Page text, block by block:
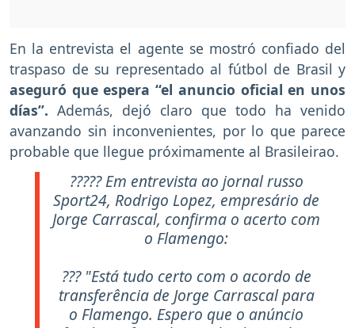
En la entrevista el agente se mostró confiado del
traspaso de su representado al fútbol de Brasil y
aseguró que espera “el anuncio oficial en unos
días”. Además, dejó claro que todo ha venido
avanzando sin inconvenientes, por lo que parece
probable que llegue próximamente al Brasileirao.
????? Em entrevista ao jornal russo
Sport24, Rodrigo Lopez, empresário de
Jorge Carrascal, confirma o acerto com
o Flamengo:
??? "Está tudo certo com o acordo de
transferência de Jorge Carrascal para
o Flamengo. Espero que o anúncio